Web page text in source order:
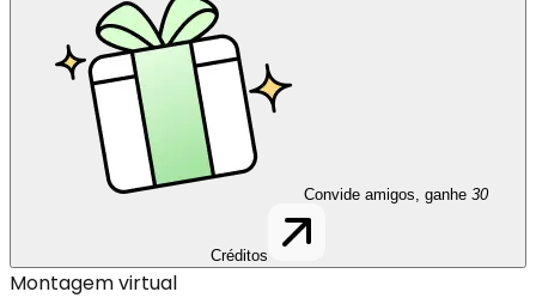
Convide amigos, ganhe 30
Créditos
Montagem virtual